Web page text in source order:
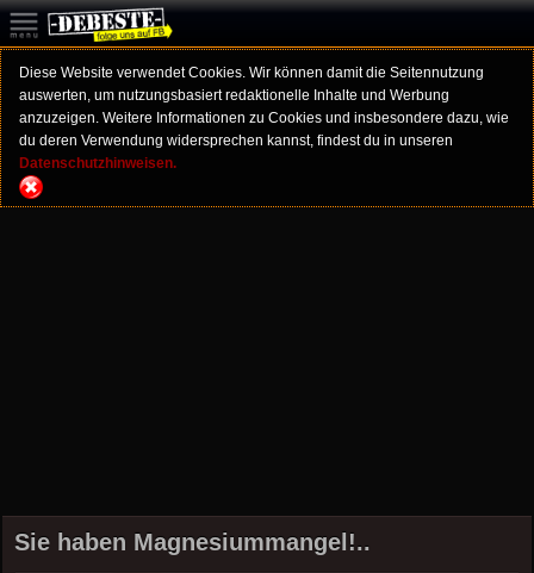
Diese Website verwendet Cookies. Wir können damit die Seitennutzung
auswerten, um nutzungsbasiert redaktionelle Inhalte und Werbung
anzuzeigen. Weitere Informationen zu Cookies und insbesondere dazu, wie
du deren Verwendung widersprechen kannst, findest du in unseren
Datenschutzhinweisen.
Sie haben Magnesiummangel!..